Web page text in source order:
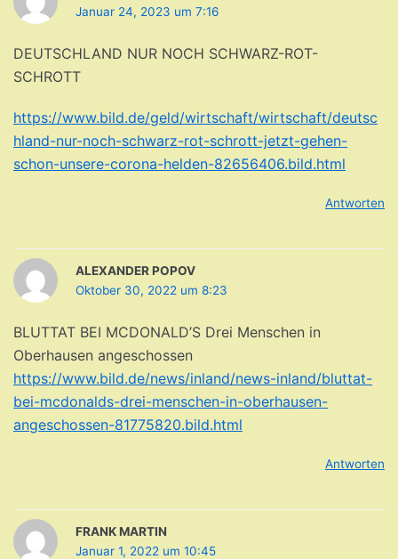
Januar 24, 2023 um 7:16
DEUTSCHLAND NUR NOCH SCHWARZ-ROT-
SCHROTT
https://www.bild.de/geld/wirtschaft/wirtschaft/deutsc
hland-nur-noch-schwarz-rot-schrott-jetzt-gehen-
schon-unsere-corona-helden-82656406.bild.html
Antworten
ALEXANDER POPOV
Oktober 30, 2022 um 8:23
BLUTTAT BEI MCDONALD’S Drei Menschen in
Oberhausen angeschossen
https://www.bild.de/news/inland/news-inland/bluttat-
bei-mcdonalds-drei-menschen-in-oberhausen-
angeschossen-81775820.bild.html
Antworten
FRANK MARTIN
Januar 1, 2022 um 10:45